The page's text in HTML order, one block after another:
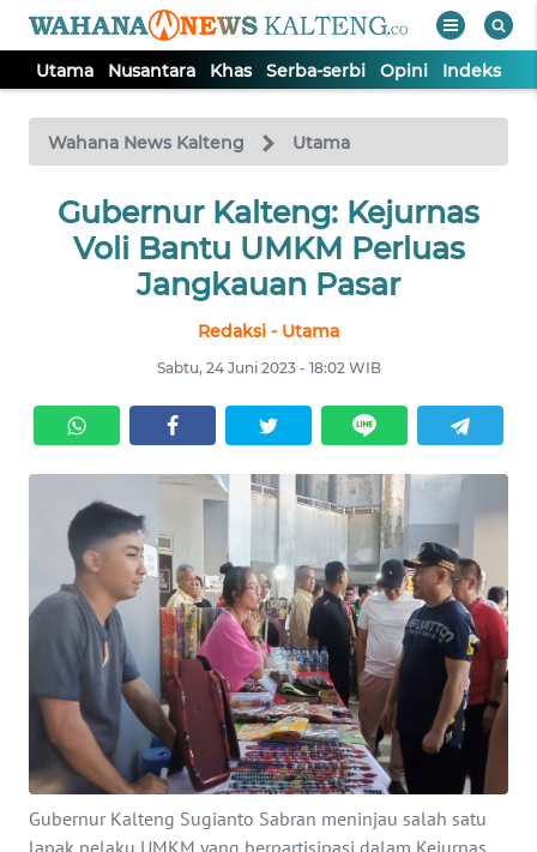
Utama Nusantara Khas Serba-serbi Opini Indeks
Wahana News Kalteng Utama
Gubernur Kalteng: Kejurnas
Voli Bantu UMKM Perluas
Jangkauan Pasar
Redaksi - Utama
Sabtu, 24 Juni 2023 - 18:02 WIB
Gubernur Kalteng Sugianto Sabran meninjau salah satu
TV
Tutup
UTAMA
SERBA-
SERBI
OPINI
Informasi
INDEKS
BERITA
KONTAK
KAMI
INFO
IKLAN